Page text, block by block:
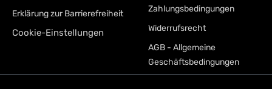
Erklärung zur Barrierefreiheit
Cookie-Einstellungen
Zahlungsbedingungen
Widerrufsrecht
AGB - Allgemeine
Geschäftsbedingungen